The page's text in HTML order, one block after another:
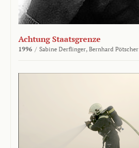
Achtung Staatsgrenze
1996 / Sabine Derflinger, Bernhard Pötscher